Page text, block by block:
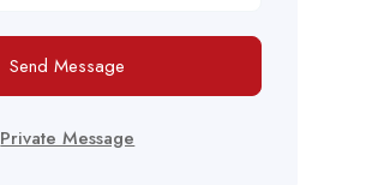
Send Message
Private Message